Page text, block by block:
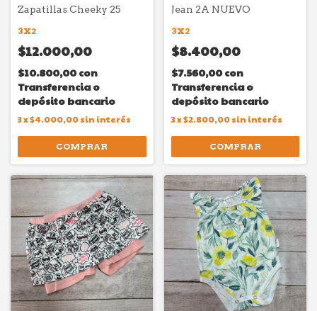
Zapatillas Cheeky 25
3X2
$12.000,00
$10.800,00con
Transferencia o
depósito bancario
3x$4.000,00sin interés
COMPRAR
Jean 2A NUEVO
3X2
$8.400,00
$7.560,00con
Transferencia o
depósito bancario
3x$2.800,00 sin interés
COMPRAR